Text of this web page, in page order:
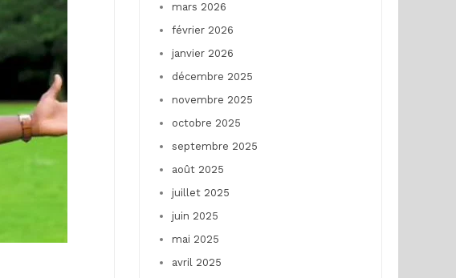
mars 2026
février 2026
janvier 2026
décembre 2025
novembre 2025
octobre 2025
septembre 2025
août 2025
juillet 2025
juin 2025
mai 2025
avril 2025